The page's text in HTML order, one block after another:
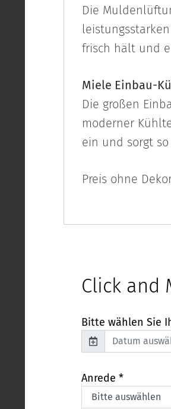
Die
frisch hält und
Miele Einbau-
Die großen
moderner
ein und sorgt
Preis ohne
Click and
Bitte wählen Sie
Anrede *